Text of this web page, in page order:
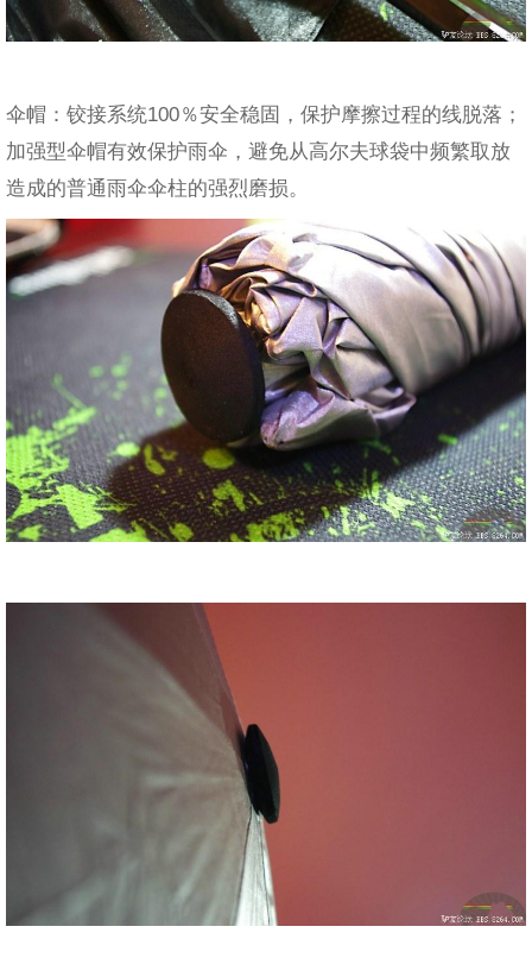
伞帽：铰接系统100％安全稳固，保护摩擦过程的线脱落；
加强型伞帽有效保护雨伞，避免从高尔夫球袋中频繁取放
造成的普通雨伞伞柱的强烈磨损。